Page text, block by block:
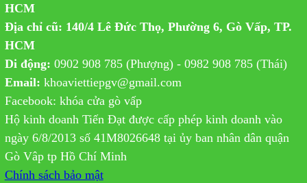
HCM
Địa chỉ cũ: 140/4 Lê Đức Thọ, Phường 6, Gò Vấp, TP.
HCM
Di động: 0902 908 785 (Phượng) - 0982 908 785 (Thái)
Email: khoaviettiepgv@gmail.com
Facebook: khóa cửa gò vấp
Hộ kinh doanh Tiến Đạt được cấp phép kinh doanh vào
ngày 6/8/2013 số 41M8026648 tại ủy ban nhân dân quận
Gò Vâp tp Hồ Chí Minh
Chính sách bảo mật